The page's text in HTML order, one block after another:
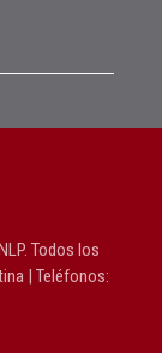
Todos los
| Teléfonos: